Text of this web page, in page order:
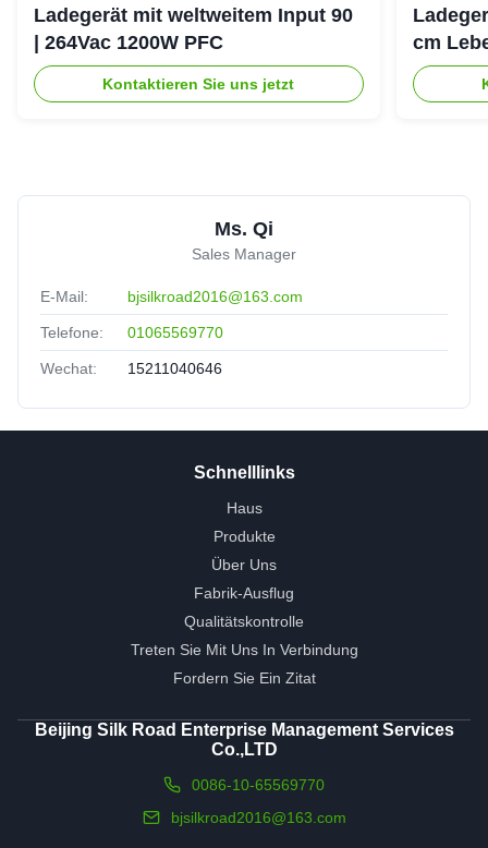
Ladegerät mit weltweitem Input 90
| 264Vac 1200W PFC
Kontaktieren Sie uns jetzt
cm
Ms. Qi
Sales Manager
E-Mail: bjsilkroad2016@163.com
Telefone: 01065569770
Wechat: 15211040646
Schnelllinks
Haus
Produkte
Über Uns
Fabrik-Ausflug
Qualitätskontrolle
Treten Sie Mit Uns In Verbindung
Fordern Sie Ein Zitat
Beijing Silk Road Enterprise Management Services
Co.,LTD
0086-10-65569770
bjsilkroad2016@163.com